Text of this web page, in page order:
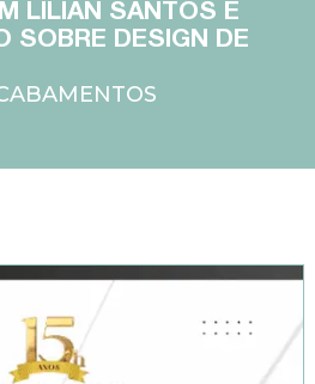
LILIAN SANTOS E
SOBRE DESIGN DE